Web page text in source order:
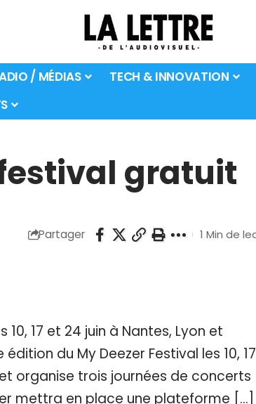
/ MÉDIAS TECH & INNOVATION
gratuit
Partager 1 Min de
10, 17 et 24 juin à Nantes, Lyon et
du My Deezer Festival les 10,
organise trois journées de concerts
mettra en place une plateforme […]